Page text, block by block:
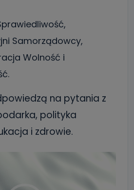
Samorządowcy,
Wolność i
na pytania z
polityka
i zdrowie.